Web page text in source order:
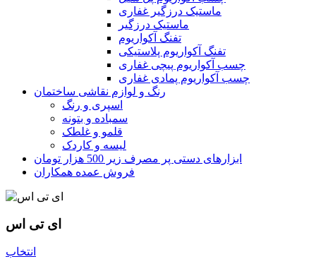
ماستیک درزگیر غفاری
ماستیک درزگیر
تفنگ آکواریوم
تفنگ آکواریوم پلاستیکی
چسب آکواریوم پیچی غفاری
چسب آکواریوم پمادی غفاری
رنگ و لوازم نقاشی ساختمان
اسپری و رنگ
سمباده و بتونه
قلمو و غلطک
لیسه و کاردک
ابزارهای دستی پر مصرف زیر 500 هزار تومان
فروش عمده همکاران
ای تی اس
انتخاب